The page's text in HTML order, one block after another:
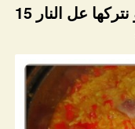
ثم نرش شويه ملون الزعفران و نتركها عل النار 15